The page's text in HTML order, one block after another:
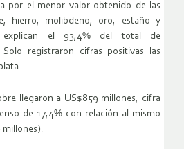
por el menor valor obtenido de las
hierro, molibdeno, oro, estaño y
explican el 93,4% del total de
Solo registraron cifras positivas las
llegaron a US$859 millones, cifra
de 17,4% con relación al mismo
millones).